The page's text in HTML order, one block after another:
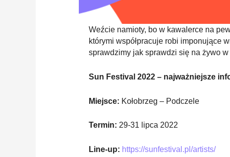
Weźcie namioty, bo w kawalerce na
którymi współpracuje robi imponujące
sprawdzimy jak sprawdzi się na żywo w
Sun Festival 2022 – najważniejsze
Miejsce: Kołobrzeg – Podczele
Termin: 29-31 lipca 2022
Line-up: https://sunfestival.pl/artists/